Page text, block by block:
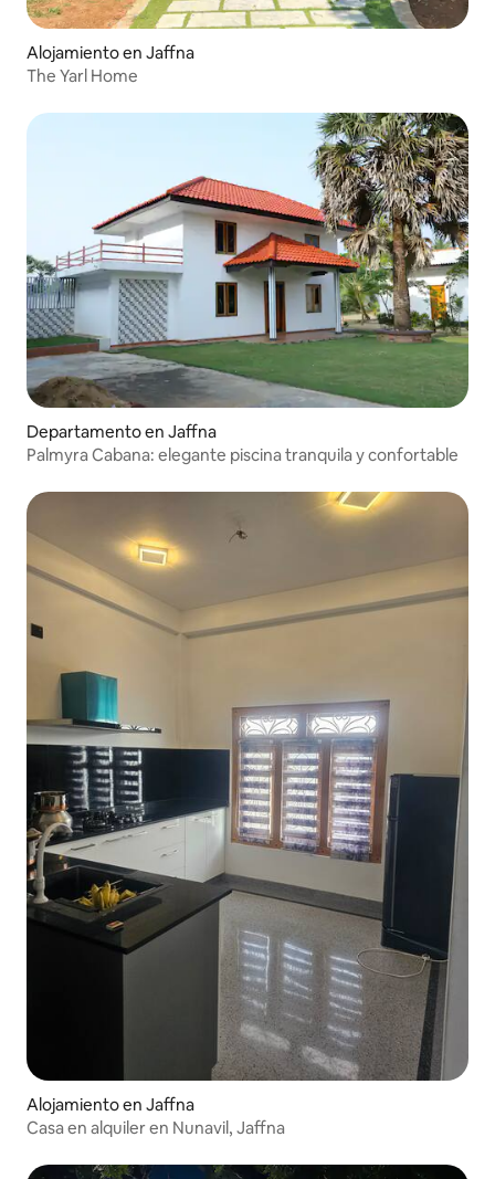
Alojamiento en Jaffna
The Yarl Home
Departamento en Jaffna
Palmyra Cabana: elegante piscina tranquila y confortable
Alojamiento en Jaffna
Casa en alquiler en Nunavil, Jaffna